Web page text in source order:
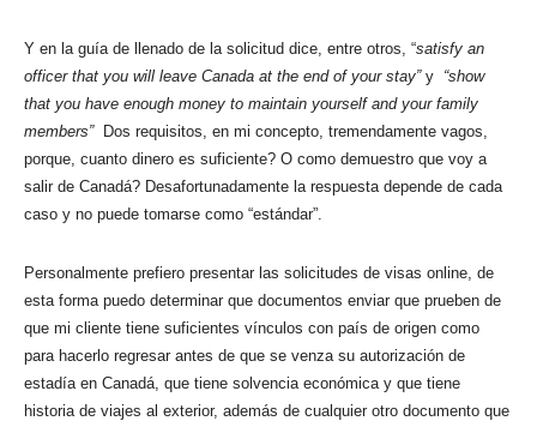
Y en la guía de llenado de la solicitud dice, entre otros, “satisfy an
officer that you will leave Canada at the end of your stay” y “show
that you have enough money to maintain yourself and your family
members” Dos requisitos, en mi concepto, tremendamente vagos,
porque, cuanto dinero es suficiente? O como demuestro que voy a
salir de Canadá? Desafortunadamente la respuesta depende de cada
caso y no puede tomarse como “estándar”.
Personalmente prefiero presentar las solicitudes de visas online, de
esta forma puedo determinar que documentos enviar que prueben de
que mi cliente tiene suficientes vínculos con país de origen como
para hacerlo regresar antes de que se venza su autorización de
estadía en Canadá, que tiene solvencia económica y que tiene
historia de viajes al exterior, además de cualquier otro documento que